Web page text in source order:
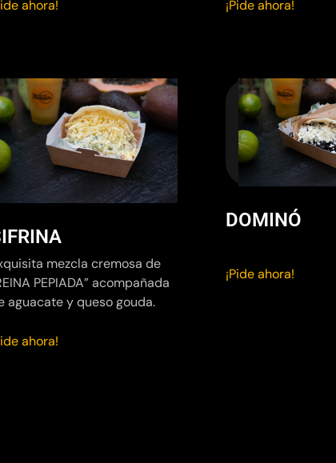
ahora! ¡Pide ahora!
mezcla cremosa de
PEPIADA” acompañada
aguacate y queso gouda.
ahora!
DOMINÓ
¡Pide ahora!